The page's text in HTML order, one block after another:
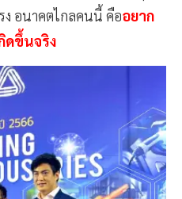
อนาคตไกลคนนี้ คืออยาก
ดขึ้นจริง